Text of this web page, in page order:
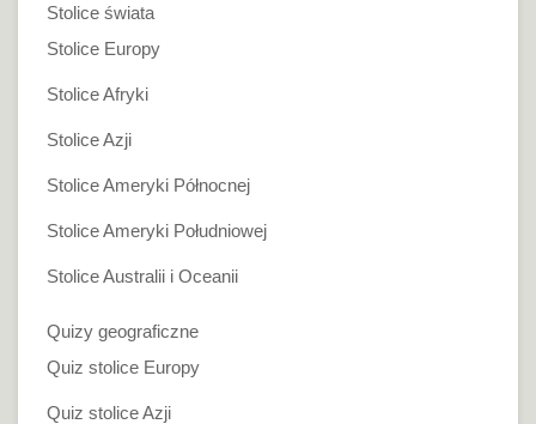
Stolice świata
Stolice Europy
Stolice Afryki
Stolice Azji
Stolice Ameryki Północnej
Stolice Ameryki Południowej
Stolice Australii i Oceanii
Quizy geograficzne
Quiz stolice Europy
Quiz stolice Azji